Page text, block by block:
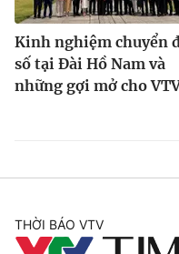
Kinh nghiệm chuyển
số tại Đài Hồ Nam và
những gợi mở cho
THỜI BÁO VTV